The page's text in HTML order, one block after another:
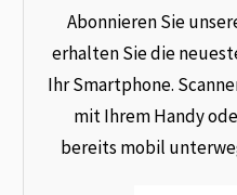
Abonnieren Sie
erhalten Sie die
Ihr Smartphone.
mit Ihrem Handy
bereits mobil